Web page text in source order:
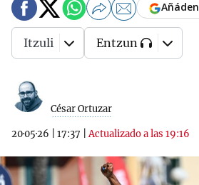
César Ortuzar
20·05·26 17:37 |Actualizado a las 19:16
Itzuli Entzun